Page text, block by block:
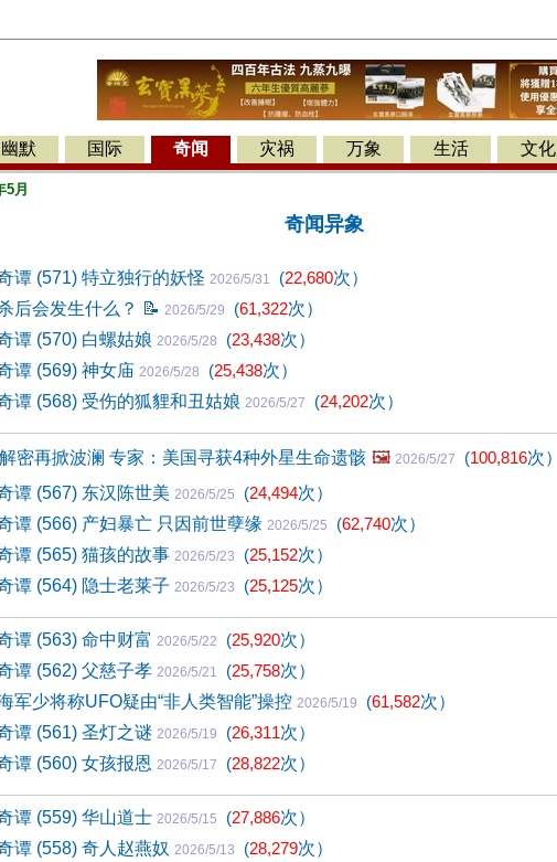
幽默 国际 奇闻 灾祸 万象 生活 文化
5月
奇闻异象
谭 (571) 特立独行的妖怪 2026/5/31 (22,680次）
后会发生什么？
📝 2026/5/29 (61,322次）
谭 (570) 白螺姑娘 2026/5/28 (23,438次）
谭 (569) 神女庙 2026/5/28 (25,438次）
谭 (568) 受伤的狐貍和丑姑娘 2026/5/27 (24,202次）
密再掀波澜 专家：美国寻获4种外星生命遗骸 🖼️ 2026/5/27 (100,816次）
谭 (567) 东汉陈世美 2026/5/25 (24,494次）
谭 (566) 产妇暴亡 只因前世孽缘 2026/5/25 (62,740次）
谭 (565) 猫孩的故事 2026/5/23 (25,152次）
谭 (564) 隐士老莱子 2026/5/23 (25,125次）
谭 (563) 命中财富 2026/5/22 (25,920次）
谭 (562) 父慈子孝 2026/5/21 (25,758次）
军少将称UFO疑由“非人类智能”操控 2026/5/19 (61,582次）
谭 (561) 圣灯之谜 2026/5/19 (26,311次）
谭 (560) 女孩报恩 2026/5/17 (28,822次）
谭 (559) 华山道士 2026/5/15 (27,886次）
谭 (558) 奇人赵燕奴 2026/5/13 (28,279次）